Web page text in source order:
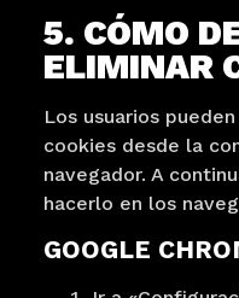
5. CÓMO
ELIMINAR
Los usuarios
cookies desde la
navegador. A
hacerlo en los
GOOGLE